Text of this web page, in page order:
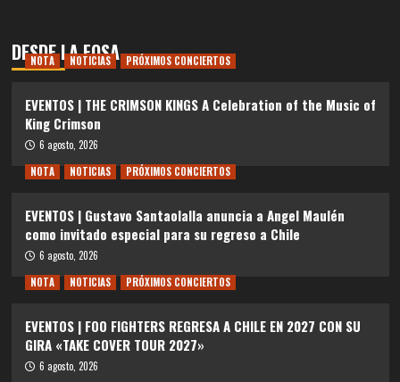
DESDE LA FOSA
NOTA NOTICIAS PRÓXIMOS CONCIERTOS
EVENTOS | THE CRIMSON KINGS A Celebration of the Music of
King Crimson
6 agosto, 2026
NOTA
NOTICIAS PRÓXIMOS CONCIERTOS
EVENTOS | Gustavo Santaolalla anuncia a Angel Maulén
como invitado especial para su regreso a Chile
6 agosto, 2026
NOTA
NOTICIAS PRÓXIMOS CONCIERTOS
EVENTOS | FOO FIGHTERS REGRESA A CHILE EN 2027 CON SU
GIRA «TAKE COVER TOUR 2027»
6 agosto, 2026